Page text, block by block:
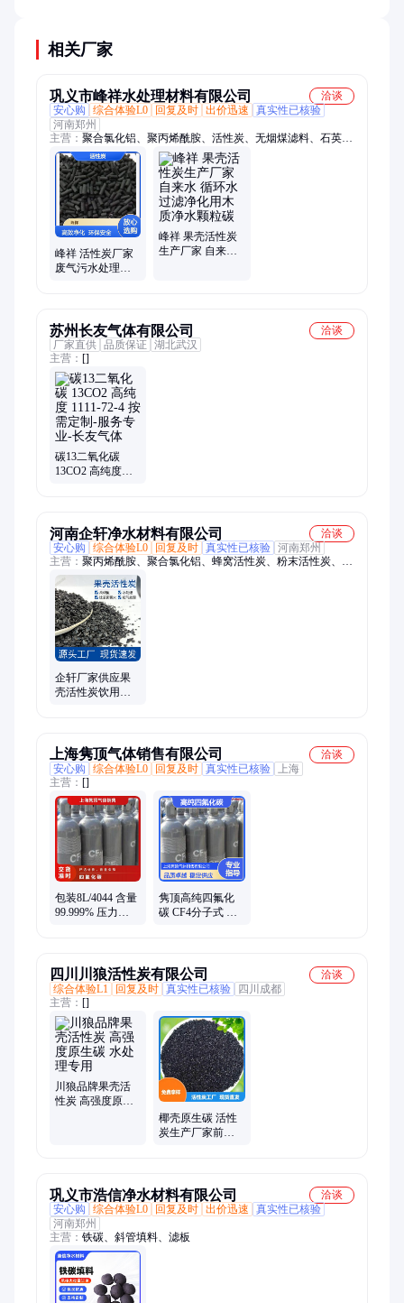
相关厂家
巩义市峰祥水处理材料有限公司
洽谈
安心购
综合体验L0 回复及时 出价迅速
真实性已核验
河南郑州
主营： 聚合氯化铝、聚丙烯酰胺、活性炭、无烟煤滤料、石英砂
滤料
峰祥 活性炭厂家
废气污水处理柱
峰祥 果壳活性炭
生产厂家 自来水
苏州长友气体有限公司
洽谈
厂家直供 品质保证 湖北武汉
主营： []
碳13二氧化碳
13CO2 高纯度
河南企轩净水材料有限公司
洽谈
安心购
综合体验L0 回复及时 真实性已核验 河南郑州
主营： 聚丙烯酰胺、聚合氯化铝、蜂窝活性炭、粉末活性炭、椰
壳活性炭、果壳活性炭、柱状活性炭、纤维滤料、活性氧化铝球
企轩厂家供应果
壳活性炭饮用水
上海隽顶气体销售有限公司
洽谈
安心购
综合体验L0 回复及时 真实性已核验
上海
主营： []
包装8L/4044 含量
99.999% 压力
隽顶高纯四氟化
碳 CF4分子式 科
四川川狼活性炭有限公司
洽谈
综合体验L1
回复及时 真实性已核验
四川成都
主营： []
川狼品牌果壳活
性炭 高强度原生
椰壳原生碳 活性
炭生产厂家前十
巩义市浩信净水材料有限公司
洽谈
安心购
综合体验L0 回复及时 出价迅速
真实性已核验
河南郑州
主营： 铁碳、斜管填料、滤板